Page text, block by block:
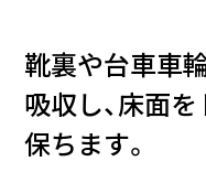
靴裏や台車車
吸収し、床面
保ちます。